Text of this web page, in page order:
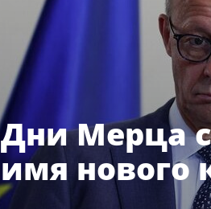
Дни Мерца
имя нового